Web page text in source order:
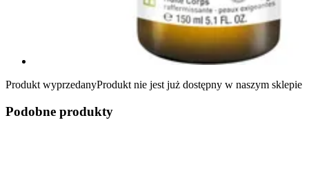
Produkt wyprzedanyProdukt nie jest już dostępny w naszym sklepie
Podobne produkty